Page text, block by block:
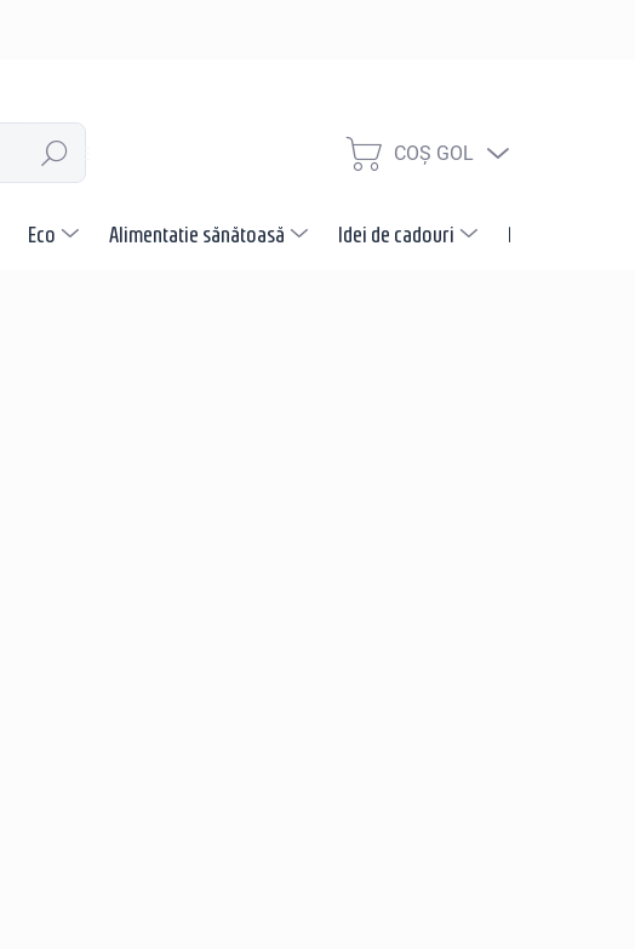
CĂUTARE
COŞ
COŞ GOL
Eco Alimentatie sănătoasă Idei de cadouri Promotii